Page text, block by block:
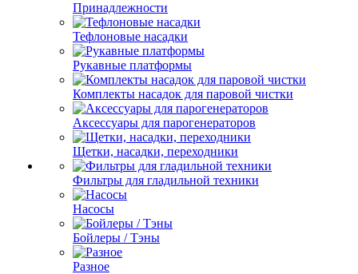
Принадлежности
Тефлоновые насадки
Рукавные платформы
Комплекты насадок для паровой чистки
Аксессуары для парогенераторов
Щетки, насадки, переходники
Фильтры для гладильной техники
Насосы
Бойлеры / Тэны
Разное